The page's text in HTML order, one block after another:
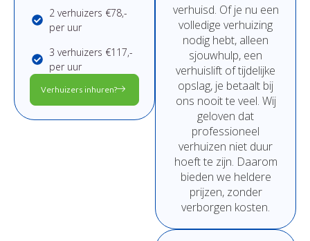
2 verhuizers €78,-
per uur
3 verhuizers €117,-
per uur
Verhuizers inhuren?
verhuisd. Ofje nu een
volledige verhuizing
nodig hebt, alleen
sjouwhulp, een
verhuislift oftijdelijke
opslag, je betaalt bij
ons nooitte veel. Wij
geloven dat
professioneel
verhuizen niet duur
hoeftte zijn. Daarom
bieden we heldere
prijzen, zonder
verborgen kosten.